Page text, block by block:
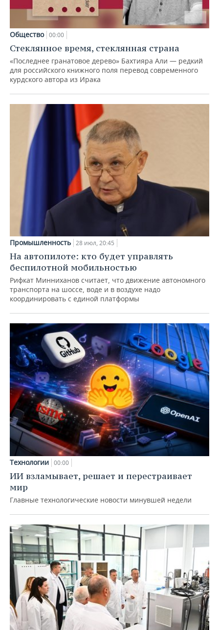
Общество 00:00
Стеклянное время, стеклянная страна
«Последнее гранатовое дерево» Бахтияра Али — редкий
для российского книжного поля перевод современного
курдского автора из Ирака
Промышленность 28 июл, 20:45
На автопилоте: кто будет управлять
беспилотной мобильностью
Рифкат Минниханов считает, что движение автономного
транспорта на шоссе, воде и в воздухе надо
координировать с единой платформы
Технологии 00:00
ИИ взламывает, решает и перестраивает
мир
Главные технологические новости минувшей недели